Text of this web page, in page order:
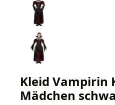
Kleid Vampirin
Mädchen